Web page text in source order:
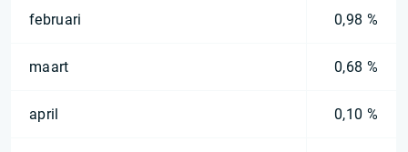
februari 0,98 %
maart 0,68 %
april 0,10 %